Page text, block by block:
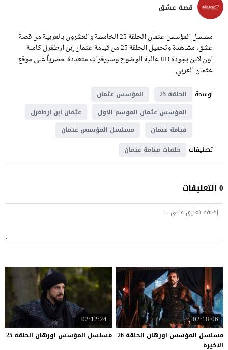
قصة عشق
مسلسل المؤسس عثمان الحلقة 25 الخامسة والعشرون بالعربية من قصة
عشق، مشاهدة وتحميل الحلقة 25 من قيامة عثمان إبن ارطغرل كاملة
اون لاين بجودة HD عالية الوضوح وسيرفرات متعددة حصرياً على موقع
عثمان العربي.
اوسمة
الحلقة 25
المؤسس عثمان
المؤسس عثمان الموسم الاول
عثمان ابن ارطغرل
قيامة عثمان
مسلسل المؤسس عثمان
تصنيفات حلقات قيامة عثمان
0 التعليقات
02:18:06
مسلسل المؤسس اورهان الحلقة 26
الاخيرة
02:12:24
مسلسل المؤسس اورهان الحلقة 25